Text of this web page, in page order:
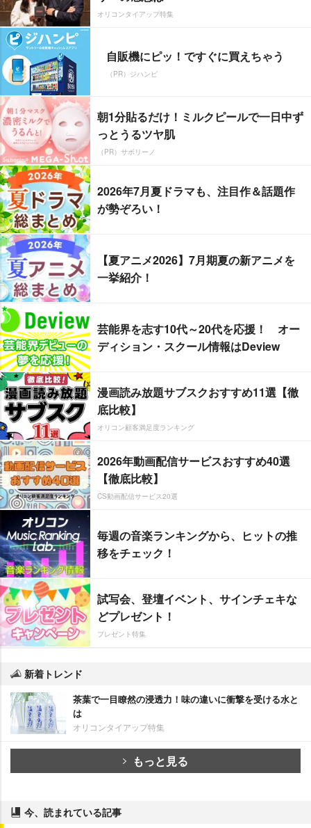
オリコンタイアップ特集
自販機にピッ！ですぐに買えちゃう
（PR）ジハンピ
朝1分貼るだけ！ミルクピールで一日中ず
っとうるツヤ肌
（PR）サボリーノ
2026年7月夏ドラマも、注目作＆話題作
が勢ぞろい！
【夏アニメ2026】7月期夏の新アニメを
一挙紹介！
芸能界を志す10代～20代を応援！ オー
ディション・スクール情報はDeview
漫画読み放題サブスクおすすめ11選【徹
底比較】
オリコン顧客満足度ランキング
2026年動画配信サービスおすすめ40選
【徹底比較】
CS動画配信サービス20選
毎週の音楽ランキングから、ヒットの推
移をチェック！
試写会、登壇イベント、サインチェキな
どプレゼント！
プレゼント特集
新着トレンド
茶葉で一目瞭然の浸透力！味の違いに衝撃を受ける水と
は
オリコンタイアップ特集
もっと見る
今、読まれている記事